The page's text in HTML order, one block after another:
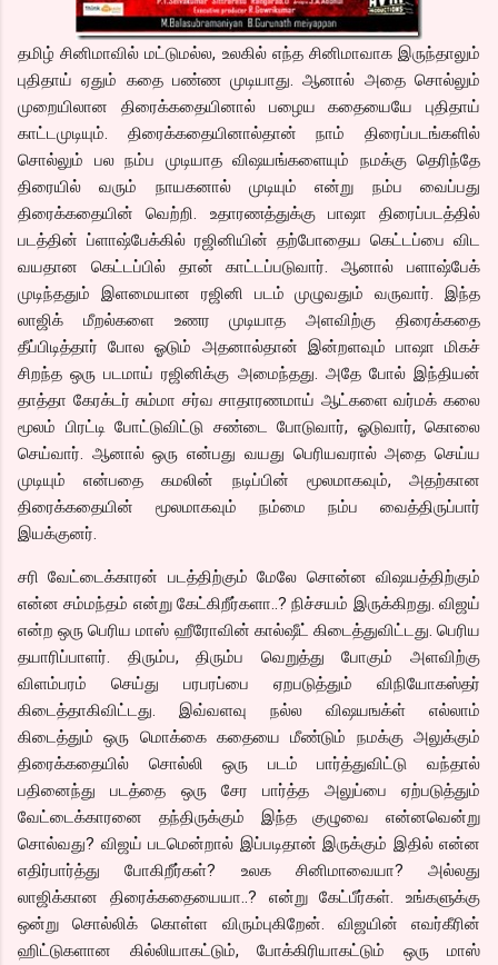
தமிழ் சினிமாவில் மட்டுமல்ல, உலகில் எந்த சினிமாவாக இருந்தாலும்
புதிதாய் ஏதும் கதை பண்ண முடியாது. ஆனால் அதை சொல்லும்
முறையிலான திரைக்கதையினால் பழைய கதையையே புதிதாய்
காட்டமுடியும். திரைக்கதையினால்தான் நாம் திரைப்படங்களில்
சொல்லும் பல நம்ப முடியாத விஷயங்களையும் நமக்கு தெரிந்தே
திரையில் வரும் நாயகனால் முடியும் என்று நம்ப வைப்பது
திரைக்கதையின் வெற்றி. உதாரணத்துக்கு பாஷா திரைப்படத்தில்
படத்தின் ப்ளாஷ்பேக்கில் ரஜினியின் தற்போதைய கெட்டப்பை விட
வயதான கெட்டப்பில் தான் காட்டப்படுவார். ஆனால் பளாஷ்பேக்
முடிந்ததும் இளமையான ரஜினி படம் முழுவதும் வருவார். இந்த
லாஜிக் மீறல்களை உணர முடியாத அளவிற்கு திரைக்கதை
தீப்பிடித்தார் போல ஓடும் அதனால்தான் இன்றளவும் பாஷா மிகச்
சிறந்த ஒரு படமாய் ரஜினிக்கு அமைந்தது. அதே போல் இந்தியன்
தாத்தா கேரக்டர் சும்மா சர்வ சாதாரணமாய் ஆட்களை வர்மக் கலை
மூலம் பிரட்டி போட்டுவிட்டு சண்டை போடுவார், ஓடுவார், கொலை
செய்வார். ஆனால் ஒரு என்பது வயது பெரியவரால் அதை செய்ய
முடியும் என்பதை கமலின் நடிப்பின் மூலமாகவும், அதற்கான
திரைக்கதையின் மூலமாகவும் நம்மை நம்ப வைத்திருப்பார்
இயக்குனர்.
சரி வேட்டைக்காரன் படத்திற்கும் மேலே சொன்ன விஷயத்திற்கும்
என்ன சம்மந்தம் என்று கேட்கிறீர்களா..? நிச்சயம் இருக்கிறது. விஜய்
என்ற ஒரு பெரிய மாஸ் ஹீரோவின் கால்ஷீட் கிடைத்துவிட்டது. பெரிய
தயாரிப்பாளர். திரும்ப, திரும்ப வெறுத்து போகும் அளவிற்கு
விளம்பரம் செய்து பரபரப்பை ஏறபடுத்தும் விநியோகஸ்தர்
கிடைத்தாகிவிட்டது. இவ்வளவு நல்ல விஷயஙக்ள் எல்லாம்
கிடைத்தும் ஒரு மொக்கை கதையை மீண்டும் நமக்கு அலுக்கும்
திரைக்கதையில் சொல்லி ஒரு படம் பார்த்துவிட்டு வந்தால்
பதினைந்து படத்தை ஒரு சேர பார்த்த அலுப்பை ஏற்படுத்தும்
வேட்டைக்காரனை தந்திருக்கும் இந்த குழுவை என்னவென்று
சொல்வது? விஜய் படமென்றால் இப்படிதான் இருக்கும் இதில் என்ன
எதிர்பார்த்து போகிறீர்கள்? உலக சினிமாவையா? அல்லது
லாஜிக்கான திரைக்கதையையா..? என்று கேட்பீர்கள். உங்களுக்கு
ஒன்று சொல்லிக் கொள்ள விரும்புகிறேன். விஜயின் எவர்கீரின்
ஹிட்டுகளான கில்லியாகட்டும், போக்கிரியாகட்டும் ஒரு மாஸ்